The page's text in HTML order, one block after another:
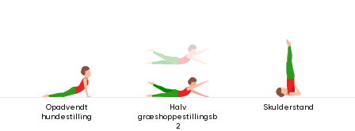
Opadvendt
hundestilling
Halv
græshoppestillingsbevægelse
2
Skulderstand